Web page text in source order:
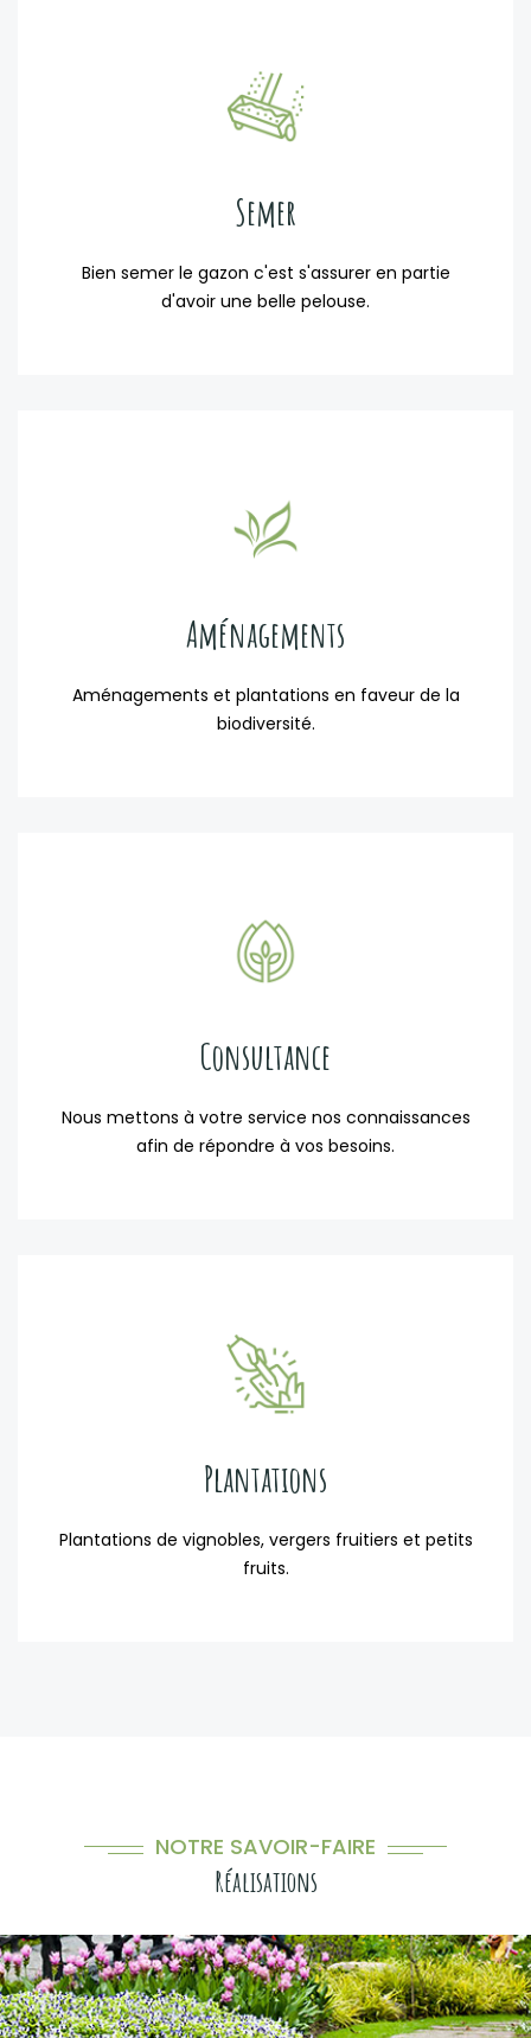
Semer
Bien semer le gazon c'est s'assurer en partie
d'avoir une belle pelouse.
Aménagements
Aménagements et plantations en faveur de la
biodiversité.
Consultance
Nous mettons à votre service nos connaissances
afin de répondre à vos besoins.
Plantations
Plantations de vignobles, vergers fruitiers et petits
fruits.
NOTRE SAVOIR-FAIRE
Réalisations